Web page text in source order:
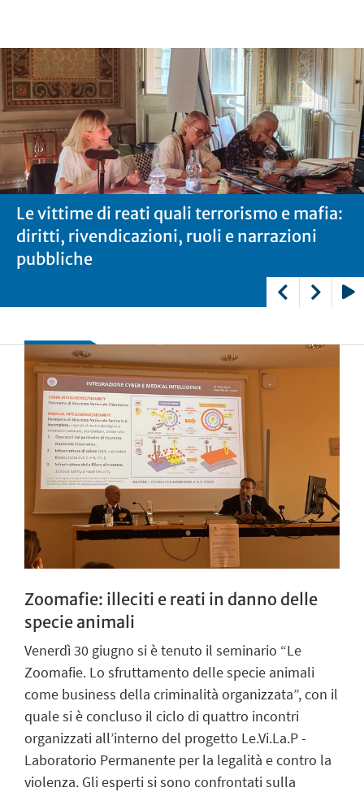
Le vittime di reati quali terrorismo e mafia:
diritti, rivendicazioni, ruoli e narrazioni
pubbliche
Le vittime di reati quali terrorismo e mafia:
diritti, rivendicazioni, ruoli e narrazioni
pubbliche
Le vittime di reati quali terrorismo e mafia:
diritti, rivendicazioni, ruoli e narrazioni
pubbliche
Zoomafie: illeciti e reati in danno delle
specie animali
Venerdì 30 giugno si è tenuto il seminario “Le
Zoomafie. Lo sfruttamento delle specie animali
come business della criminalità organizzata”, con il
quale si è concluso il ciclo di quattro incontri
organizzati all’interno del progetto Le.Vi.La.P -
Laboratorio Permanente per la legalità e contro la
violenza. Gli esperti si sono confrontati sulla